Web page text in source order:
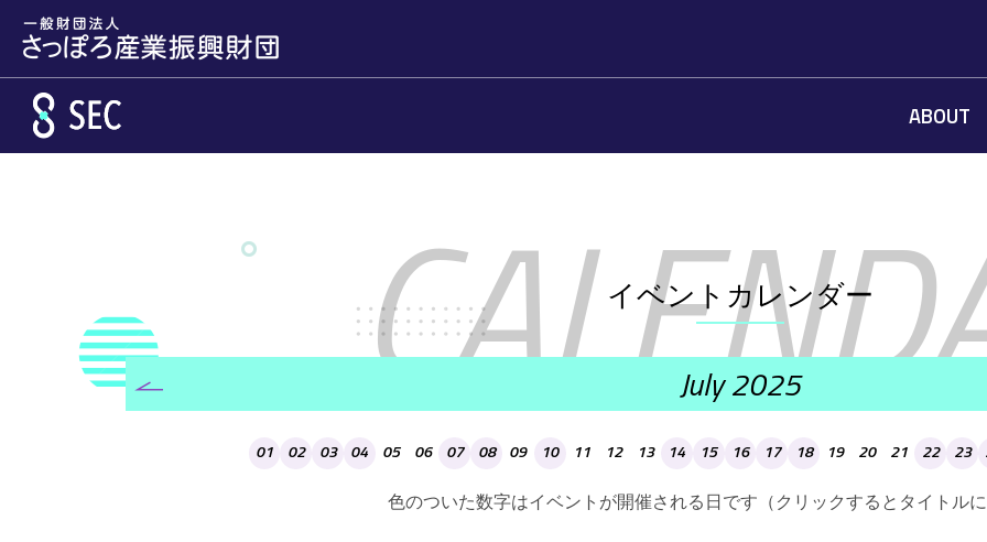
ABOUT
イベントカレンダー
July 2025
01 02 03 04 05 06 07 08 09 10 11 12 13 14 15 16 17 18 19 20 21 22 23
色のついた数字はイベントが開催される日です（クリックするとタイトル